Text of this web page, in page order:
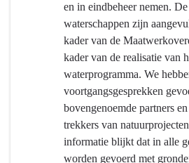
samenhangend
natuurnetwerk
en in eindbeheer nemen.
waterschappen zijn
kader van de
kader van de realisatie van
waterprogramma. We
voortgangsgesprekken
bovengenoemde partners
trekkers van
informatie blijkt dat in alle
worden gevoerd met